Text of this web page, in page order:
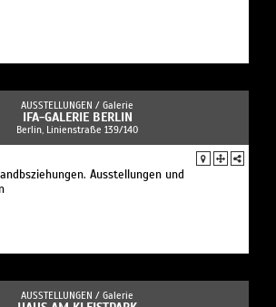
AUSSTELLUNGEN / Galerie
IFA-GALERIE BERLIN
Berlin, Linienstraße 139/140
Ausstellungen und
AUSSTELLUNGEN / Galerie